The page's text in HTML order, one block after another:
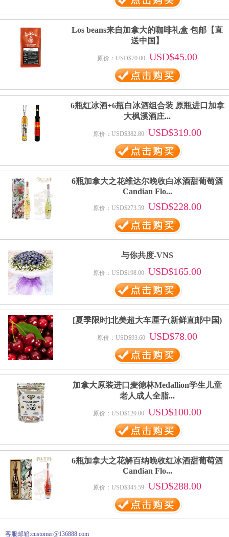
Los beans来自加拿大的咖啡礼盒 包邮【直
送中国】
原价：USD$70.00 USD$45.00
6瓶红冰酒+6瓶白冰酒组合装 原瓶进口加拿
大枫溪酒庄...
原价：USD$382.80 USD$319.00
6瓶加拿大之花维达尔晚收白冰酒甜葡萄酒
Candian Flo...
原价：USD$273.59 USD$228.00
与你共度-VNS
原价：USD$198.00 USD$165.00
[夏季限时]北美超大车厘子(新鲜直邮中国)
原价：USD$93.60 USD$78.00
加拿大原装进口麦德林Medallion学生儿童
老人成人全脂...
原价：USD$120.00 USD$100.00
6瓶加拿大之花解百纳晚收红冰酒甜葡萄酒
Candian Flo...
原价：USD$345.59 USD$288.00
客服邮箱:customer@136888.com